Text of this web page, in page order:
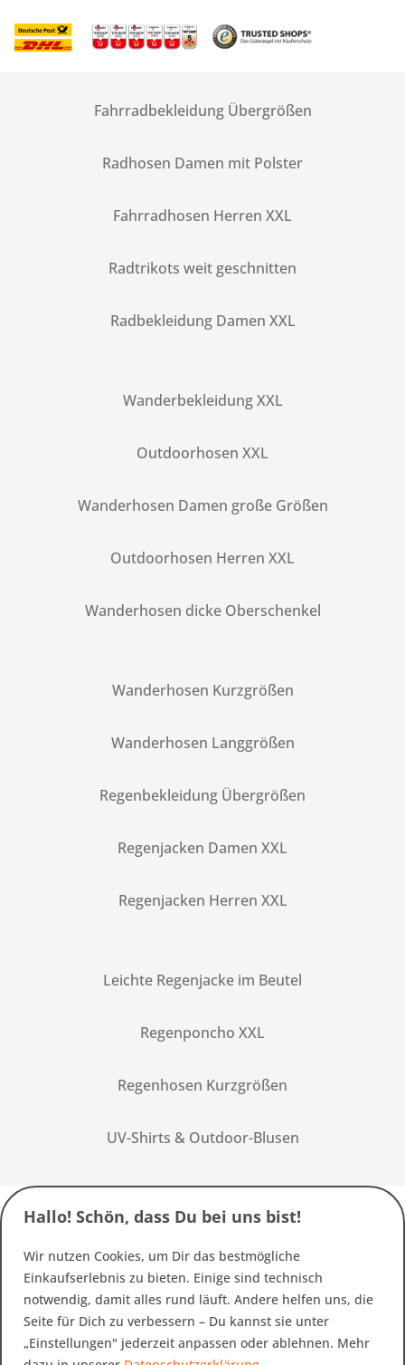
Fahrradbekleidung Übergrößen
Radhosen Damen mit Polster
Fahrradhosen Herren XXL
Radtrikots weit geschnitten
Radbekleidung Damen XXL
Wanderbekleidung XXL
Outdoorhosen XXL
Wanderhosen Damen große Größen
Outdoorhosen Herren XXL
Wanderhosen dicke Oberschenkel
Wanderhosen Kurzgrößen
Wanderhosen Langgrößen
Regenbekleidung Übergrößen
Regenjacken Damen XXL
Regenjacken Herren XXL
Leichte Regenjacke im Beutel
Regenponcho XXL
Regenhosen Kurzgrößen
UV-Shirts & Outdoor-Blusen
Hallo! Schön, dass Du bei uns bist!
Wir nutzen Cookies, um Dir das bestmögliche
Einkaufserlebnis zu bieten. Einige sind technisch
notwendig, damit alles rund läuft. Andere helfen uns, die
Seite für Dich zu verbessern – Du kannst sie unter
„Einstellungen" jederzeit anpassen oder ablehnen. Mehr